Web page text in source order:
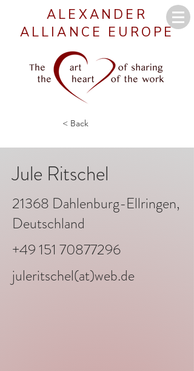
ALEXANDER
ALLIANCE EUROPE
< Back
Jule Ritschel
21368 Dahlenburg-Ellringen,
Deutschland
+49 151 70877296
juleritschel(at)web.de